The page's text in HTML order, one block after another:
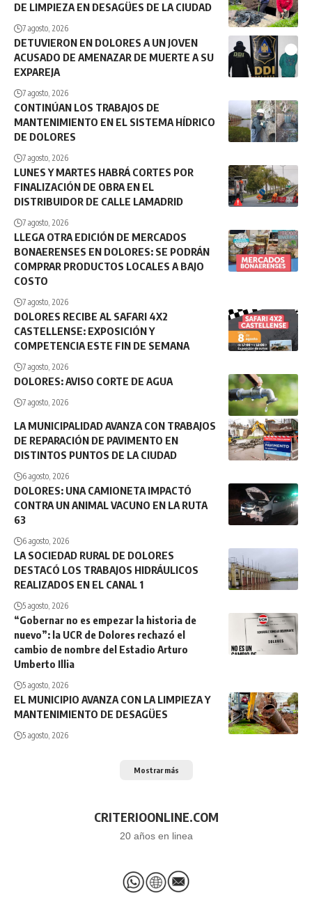
DE LIMPIEZA EN DESAGÜES DE LA CIUDAD
7 agosto, 2026
DETUVIERON EN DOLORES A UN JOVEN
ACUSADO DE AMENAZAR DE MUERTE A SU
EXPAREJA
7 agosto, 2026
CONTINÚAN LOS TRABAJOS DE
MANTENIMIENTO EN EL SISTEMA HÍDRICO
DE DOLORES
7 agosto, 2026
LUNES Y MARTES HABRÁ CORTES POR
FINALIZACIÓN DE OBRA EN EL
DISTRIBUIDOR DE CALLE LAMADRID
7 agosto, 2026
LLEGA OTRA EDICIÓN DE MERCADOS
BONAERENSES EN DOLORES: SE PODRÁN
COMPRAR PRODUCTOS LOCALES A BAJO
COSTO
7 agosto, 2026
DOLORES RECIBE AL SAFARI 4X2
CASTELLENSE: EXPOSICIÓN Y
COMPETENCIA ESTE FIN DE SEMANA
7 agosto, 2026
DOLORES: AVISO CORTE DE AGUA
7 agosto, 2026
LA MUNICIPALIDAD AVANZA CON TRABAJOS
DE REPARACIÓN DE PAVIMENTO EN
DISTINTOS PUNTOS DE LA CIUDAD
6 agosto, 2026
DOLORES: UNA CAMIONETA IMPACTÓ
CONTRA UN ANIMAL VACUNO EN LA RUTA
63
6 agosto, 2026
LA SOCIEDAD RURAL DE DOLORES
DESTACÓ LOS TRABAJOS HIDRÁULICOS
REALIZADOS EN EL CANAL 1
5 agosto, 2026
“Gobernar no es empezar la historia de
nuevo”: la UCR de Dolores rechazó el
cambio de nombre del Estadio Arturo
Umberto Illia
5 agosto, 2026
EL MUNICIPIO AVANZA CON LA LIMPIEZA Y
MANTENIMIENTO DE DESAGÜES
5 agosto, 2026
Mostrar más
CRITERIOONLINE.COM
20 años en linea